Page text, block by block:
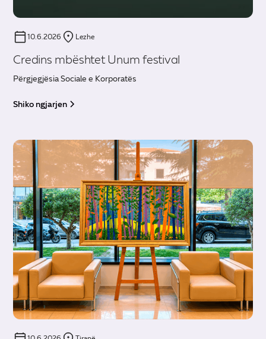
10.6.2026 Lezhe
Credins mbështet Unum festival
Përgjegjësia Sociale e Korporatës
Shiko ngjarjen